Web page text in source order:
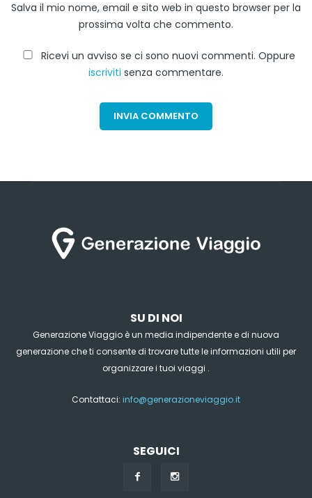
Salva il mio nome, email e sito web in questo browser per la
prossima volta che commento.
Ricevi un avviso se ci sono nuovi commenti. Oppure
iscriviti senza commentare.
SU DI NOI
Generazione Viaggio è un media indipendente e di nuova
generazione che ti consente di trovare tutte le informazioni utili per
organizzare i tuoi viaggi .
Contattaci: info@generazioneviaggio.it
SEGUICI